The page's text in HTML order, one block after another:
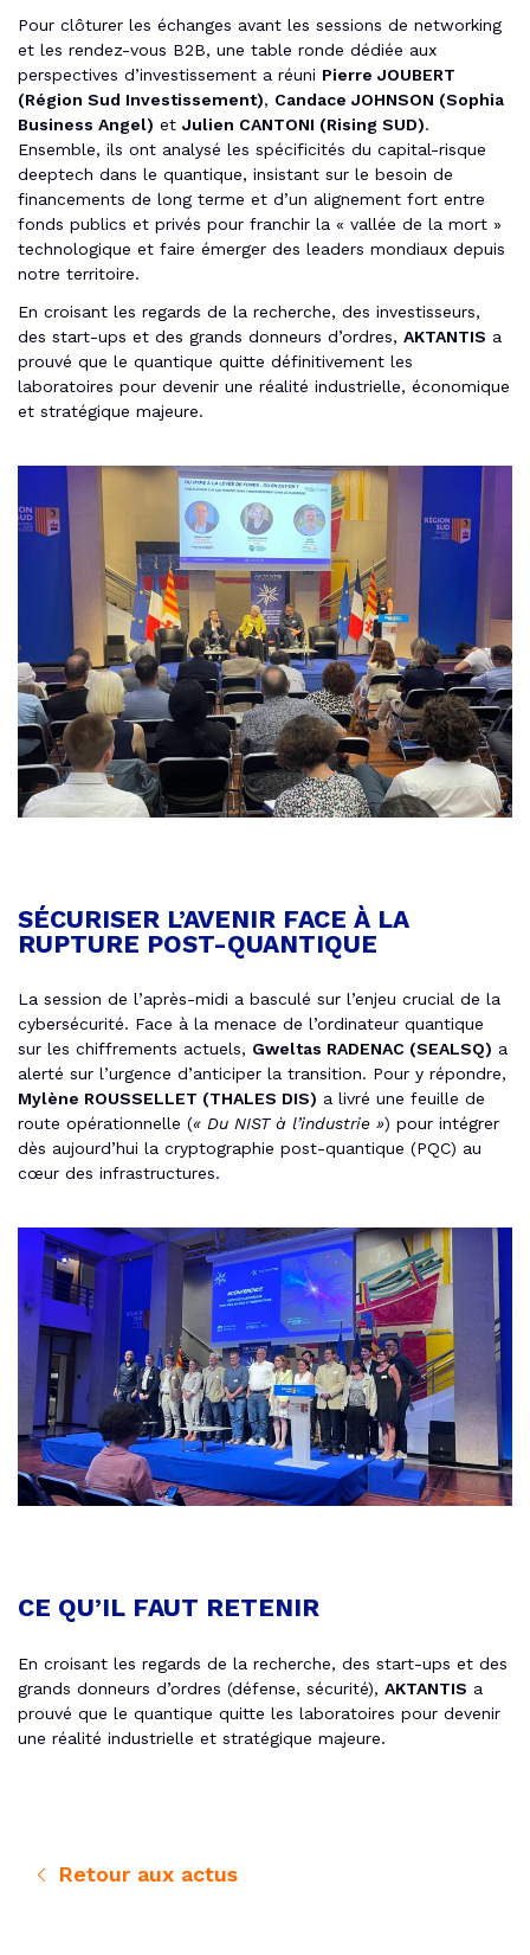
Pour clôturer les échanges avant les sessions de networking
et les rendez-vous B2B, une table ronde dédiée aux
perspectives d’investissement a réuni Pierre JOUBERT
(Région Sud Investissement), Candace JOHNSON (Sophia
Business Angel) et Julien CANTONI (Rising SUD).
Ensemble, ils ont analysé les spécificités du capital-risque
deeptech dans le quantique, insistant sur le besoin de
financements de long terme et d’un alignement fort entre
fonds publics et privés pour franchir la « vallée de la mort »
technologique et faire émerger des leaders mondiaux depuis
notre territoire.
En croisant les regards de la recherche, des investisseurs,
des start-ups et des grands donneurs d’ordres, AKTANTIS a
prouvé que le quantique quitte définitivement les
laboratoires pour devenir une réalité industrielle, économique
et stratégique majeure.
SÉCURISER L’AVENIR FACE À LA
RUPTURE POST-QUANTIQUE
La session de l’après-midi a basculé sur l’enjeu crucial de la
cybersécurité. Face à la menace de l’ordinateur quantique
sur les chiffrements actuels, Gweltas RADENAC (SEALSQ) a
alerté sur l’urgence d’anticiper la transition. Pour y répondre,
Mylène ROUSSELLET (THALES DIS) a livré une feuille de
route opérationnelle (« Du NIST à l’industrie ») pour intégrer
dès aujourd’hui la cryptographie post-quantique (PQC) au
cœur des infrastructures.
CE QU’IL FAUT RETENIR
En croisant les regards de la recherche, des start-ups et des
grands donneurs d’ordres (défense, sécurité), AKTANTIS a
prouvé que le quantique quitte les laboratoires pour devenir
une réalité industrielle et stratégique majeure.
Retour aux actus